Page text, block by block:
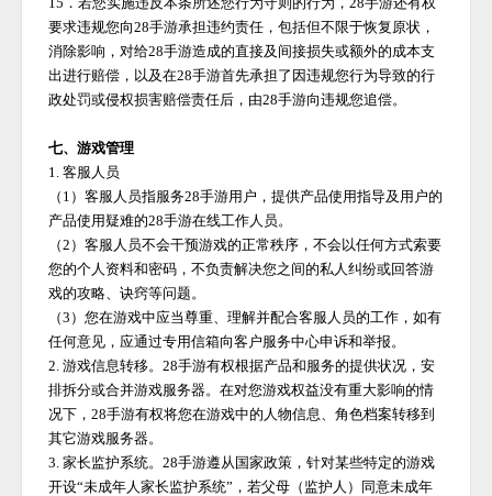
要求违规您向28手游承担违约责任，包括但不限于恢复原状，
消除影响，对给28手游造成的直接及间接损失或额外的成本支
出进行赔偿，以及在28手游首先承担了因违规您行为导致的行
政处罚或侵权损害赔偿责任后，由28手游向违规您追偿。
七、游戏管理
1. 客服人员
（ 1）客服人员指服务28手游用户，提供产品使用指导及用户的
产品使用疑难的28手游在线工作人员。
（2）客服人员不会干预游戏的正常秩序，不会以任何方式索要
您的个人资料和密码，不负责解决您之间的私人纠纷或回答游
戏的攻略、诀窍等问题。
（3）您在游戏中应当尊重、理解并配合客服人员的工作，如有
任何意见，应通过专用信箱向客户服务中心申诉和举报。
2. 游戏信息转移。28手游有权根据产品和服务的提供状况，安
排拆分或合并游戏服务器。在对您游戏权益没有重大影响的情
况下，28手游有权将您在游戏中的人物信息、角色档案转移到
其它游戏服务器。
3. 家长监护系统。28手游遵从国家政策，针对某些特定的游戏
开设“未成年人家长监护系统”，若父母（监护人）同意未成年